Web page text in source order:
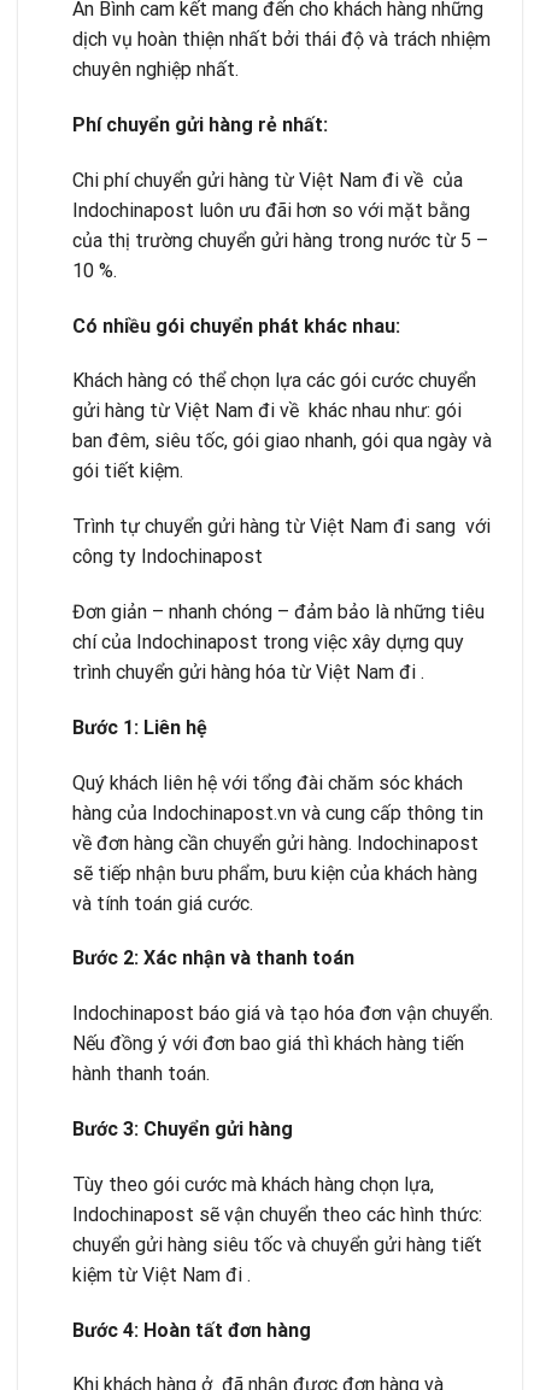
An Bình cam kết mang đến cho khách hàng những
dịch vụ hoàn thiện nhất bởi thái độ và trách nhiệm
chuyên nghiệp nhất.
Phí chuyển gửi hàng rẻnhất:
Chi phí chuyển gửi hàng từ Việt Nam đi về của
Indochinapost luôn ưu đãi hơn so với mặt bằng
của thị trường chuyển gửi hàng trong nước từ 5 –
10 %.
Có nhiều gói chuyển phát khác nhau:
Khách hàng có thể chọn lựa các gói cước chuyển
gửi hàng từ Việt Nam đi về khác nhau như: gói
ban đêm, siêu tốc, gói giao nhanh, gói qua ngày và
gói tiết kiệm.
Trình tự chuyển gửi hàng từ Việt Nam đi sang với
công ty Indochinapost
Đơn giản – nhanh chóng – đảm bảo là những tiêu
chí của Indochinapost trong việc xây dựng quy
trình chuyển gửi hàng hóa từ Việt Nam đi .
Bước 1: Liên hệ
Quý khách liên hệ với tổng đài chăm sóc khách
hàng của Indochinapost.vn và cung cấp thông tin
về đơn hàng cần chuyển gửi hàng. Indochinapost
sẽ tiếp nhận bưu phẩm, bưu kiện của khách hàng
và tính toán giá cước.
Bước 2: Xác nhận và thanh toán
Indochinapost báo giá và tạo hóa đơn vận chuyển.
Nếu đồng ý với đơn bao giá thì khách hàng tiến
hành thanh toán.
Bước 3: Chuyển gửi hàng
Tùy theo gói cước mà khách hàng chọn lựa,
Indochinapost sẽ vận chuyển theo các hình thức:
chuyển gửi hàng siêu tốc và chuyển gửi hàng tiết
kiệm từ Việt Nam đi .
Bước 4: Hoàn tất đơn hàng
Khi khách hàng ở đã nhận được đơn hàng và